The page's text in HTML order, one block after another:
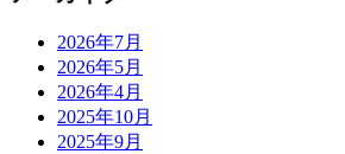
2026年7月
2026年5月
2026年4月
2025年10月
2025年9月